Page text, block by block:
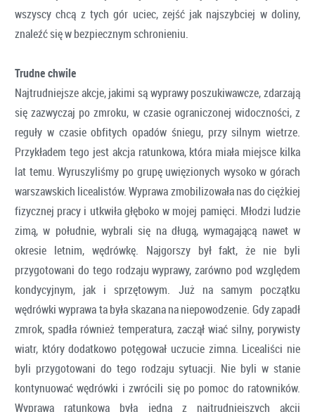
wszyscy chcą z tych gór uciec, zejść jak najszybciej w doliny,
znaleźć się w bezpiecznym schronieniu.
Trudne chwile
Najtrudniejsze akcje, jakimi są wyprawy poszukiwawcze, zdarzają
się zazwyczaj po zmroku, w czasie ograniczonej widoczności, z
reguły w czasie obfitych opadów śniegu, przy silnym wietrze.
Przykładem tego jest akcja ratunkowa, która miała miejsce kilka
lat temu. Wyruszyliśmy po grupę uwięzionych wysoko w górach
warszawskich licealistów. Wyprawa zmobilizowała nas do ciężkiej
fizycznej pracy i utkwiła głęboko w mojej pamięci. Młodzi ludzie
zimą, w południe, wybrali się na długą, wymagającą nawet w
okresie letnim, wędrówkę. Najgorszy był fakt, że nie byli
przygotowani do tego rodzaju wyprawy, zarówno pod względem
kondycyjnym, jak i sprzętowym. Już na samym początku
wędrówki wyprawa ta była skazana na niepowodzenie. Gdy zapadł
zmrok, spadła również temperatura, zaczął wiać silny, porywisty
wiatr, który dodatkowo potęgował uczucie zimna. Licealiści nie
byli przygotowani do tego rodzaju sytuacji. Nie byli w stanie
kontynuować wędrówki i zwrócili się po pomoc do ratowników.
Wyprawa ratunkowa była jedną z najtrudniejszych akcji